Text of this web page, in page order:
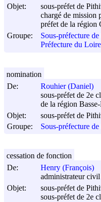
Objet:
sous-préfet de
chargé de mission
préfet de la région
Groupe:
Sous-préfecture
Préfecture du
De:
Rouhier (Daniel)
sous-préfet de 2e
de la région
Objet:
sous-préfet de
Groupe:
Sous-préfecture
nomination
De:
Henry (François)
administrateur civil
Objet:
sous-préfet de
sous-préfet de 2e
cessation de fonction